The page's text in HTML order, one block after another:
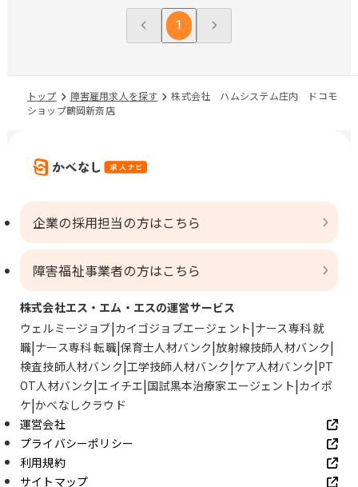
1
トップ 障害雇用求人を探す
株式会社 ハムシステム庄内 ドコモ
ショップ鶴岡新斎店
企業の採用担当の方はこちら
障害福祉事業者の方はこちら
株式会社エス・エム・エスの運営サービス
ウェルミージョブ カイゴジョブエージェント ナース専科 就
職 ナース専科 転職 保育士人材バンク 放射線技師人材バンク
検査技師人材バンク 工学技師人材バンク ケア人材バンク PT
OT人材バンク エイチエ 国試黒本治療家エージェント カイポ
ケ かべなしクラウド
運営会社
プライバシーポリシー
利用規約
サイトマップ